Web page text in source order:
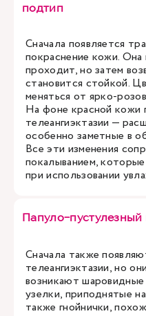
подтип
Сначала появляется
покраснение кожи. Она
проходит, но затем
становится стойкой.
меняться от ярко-
На фоне красной кожи
телеангиэктазии —
особенно заметные в
Все эти изменения
покалыванием,
при использовании
Папуло-пустулезный
Сначала также
телеангиэктазии, но
возникают
узелки, приподнятые
также гнойнички,